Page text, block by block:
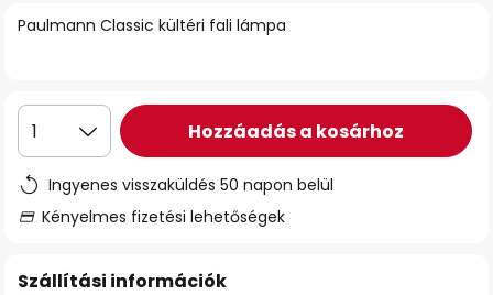
Paulmann Classic kültéri fali lámpa
1 Hozzáadás a kosárhoz
Ingyenes visszaküldés 50 napon belül
Kényelmes fizetési lehetőségek
Szállítási információk